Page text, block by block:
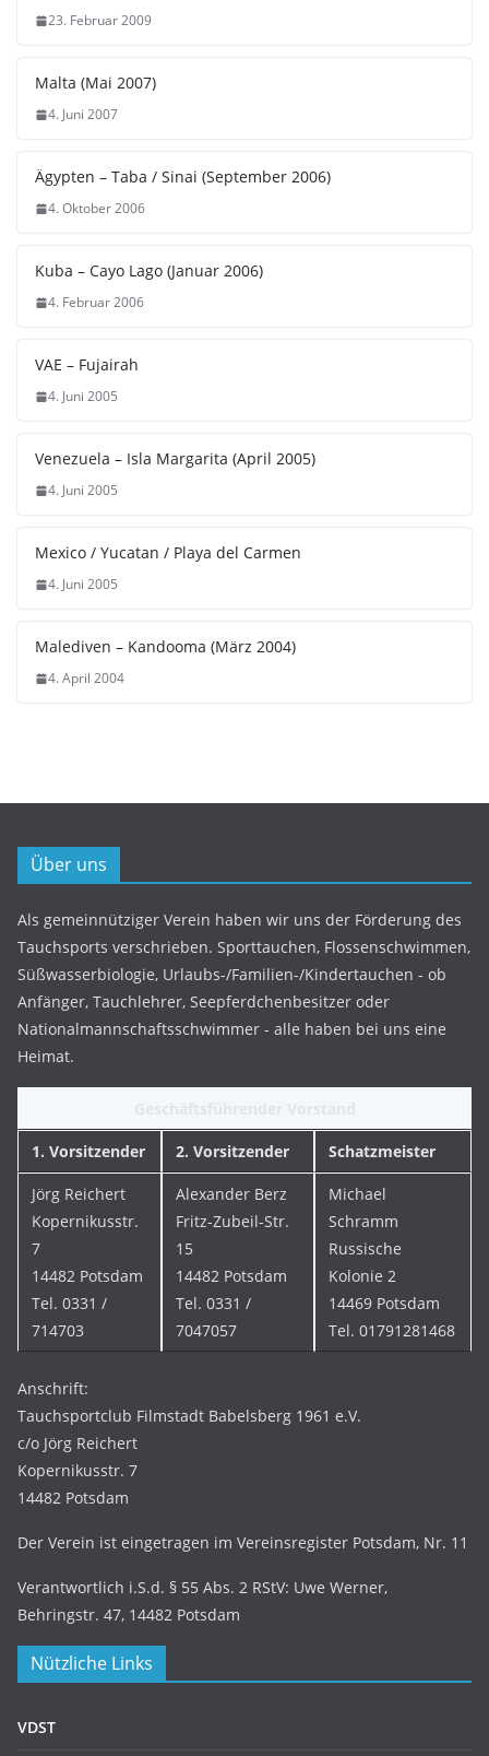
23. Februar 2009
Malta (Mai 2007)
4. Juni 2007
Ägypten – Taba / Sinai (September 2006)
4. Oktober 2006
Kuba – Cayo Lago (Januar 2006)
4. Februar 2006
VAE – Fujairah
4. Juni 2005
Venezuela – Isla Margarita (April 2005)
4. Juni 2005
Mexico / Yucatan / Playa del Carmen
4. Juni 2005
Malediven – Kandooma (März 2004)
4. April 2004
Über uns
Als gemeinnütziger Verein haben wir uns der Förderung des
Tauchsports verschrieben. Sporttauchen, Flossenschwimmen,
Süßwasserbiologie, Urlaubs-/Familien-/Kindertauchen - ob
Anfänger, Tauchlehrer, Seepferdchenbesitzer oder
Nationalmannschaftsschwimmer - alle haben bei uns eine
Heimat.
1. Vorsitzender 2. Vorsitzender Schatzmeister
Jörg Reichert
Kopernikusstr.
7
14482 Potsdam
Tel. 0331 /
714703
Alexander Berz
Fritz-Zubeil-Str.
15
14482 Potsdam
Tel. 0331 /
7047057
Michael
Schramm
Russische
Kolonie 2
14469 Potsdam
Tel. 01791281468
Anschrift:
Tauchsportclub Filmstadt Babelsberg 1961 e.V.
c/o Jörg Reichert
Kopernikusstr. 7
14482 Potsdam
Der Verein ist eingetragen im Vereinsregister Potsdam, Nr. 11
Verantwortlich i.S.d. § 55 Abs. 2 RStV: Uwe Werner,
Behringstr. 47, 14482 Potsdam
Nützliche Links
VDST